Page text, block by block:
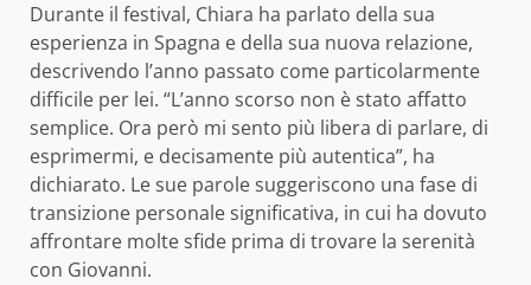
Durante il festival, Chiara ha parlato della sua
esperienza in Spagna e della sua nuova relazione,
descrivendo l’anno passato come particolarmente
difficile per lei. “L’anno scorso non è stato affatto
semplice. Ora però mi sento più libera di parlare, di
esprimermi, e decisamente più autentica”, ha
dichiarato. Le sue parole suggeriscono una fase di
transizione personale significativa, in cui ha dovuto
affrontare molte sfide prima di trovare la serenità
con Giovanni.